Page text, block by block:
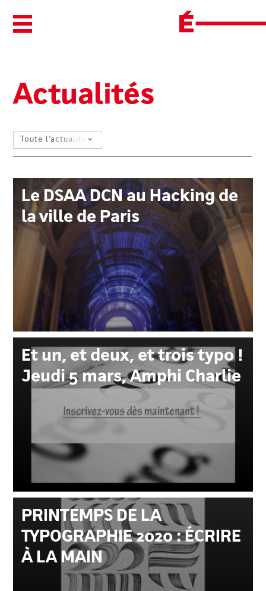
Ouvrir/Fermer le menu
Actualités
SÉLECTIONNEZ UN FILTRE
Le DSAA DCN au Hacking de
la ville de Paris
Et un, et deux, et trois typo !
Jeudi 5 mars, Amphi Charlie
PRINTEMPS DE LA
TYPOGRAPHIE 2020 : ÉCRIRE
À LA MAIN